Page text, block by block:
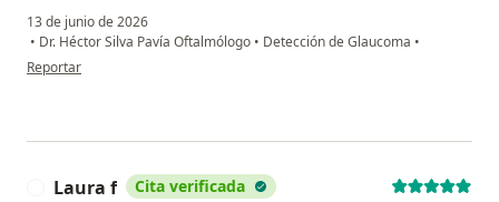
13 de junio de 2026
• Dr. Héctor Silva Pavía Oftalmólogo • Detección de Glaucoma •
en opinión del usuario M.c
Reportar
Laura f Cita verificada